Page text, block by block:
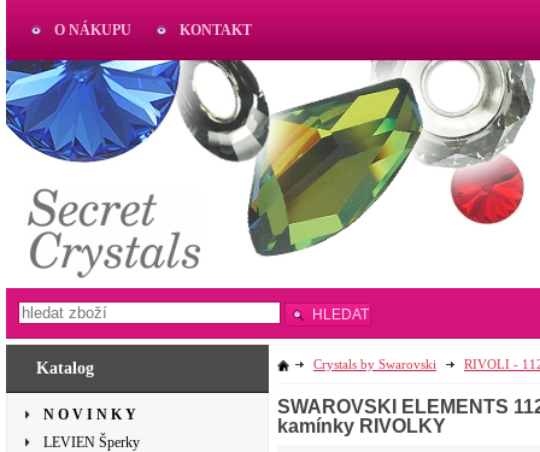
Katalog
N O V I N K Y
LEVIEN Šperky
Crystals by Swarovski RIVOLI -
SWAROVSKI ELEMENTS
kamínky RIVOLKY
O NÁKUPU KONTAKT
AKTUAL
www.aktual-koralky.cz
HLEDAT